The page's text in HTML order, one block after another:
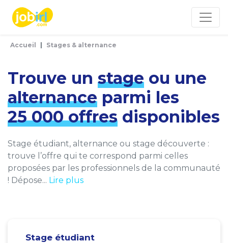
Accueil Stages & alternance
Trouve un stage ou une
alternance parmi les
25 000 offres disponibles
Stage étudiant, alternance ou stage découverte :
trouve l’offre qui te correspond parmi celles
proposées par les professionnels de la communauté
! Dépose... Lire plus
Stage étudiant
Panneau de gestion des cookies